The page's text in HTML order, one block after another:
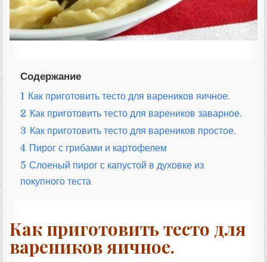
Содержание
1 Как приготовить тесто для вареников яичное.
2 Как приготовить тесто для вареников заварное.
3 Как приготовить тесто для вареников простое.
4 Пирог с грибами и картофелем
5 Слоеный пирог с капустой в духовке из
покупного теста
Как приготовить тесто для
вареников яичное.